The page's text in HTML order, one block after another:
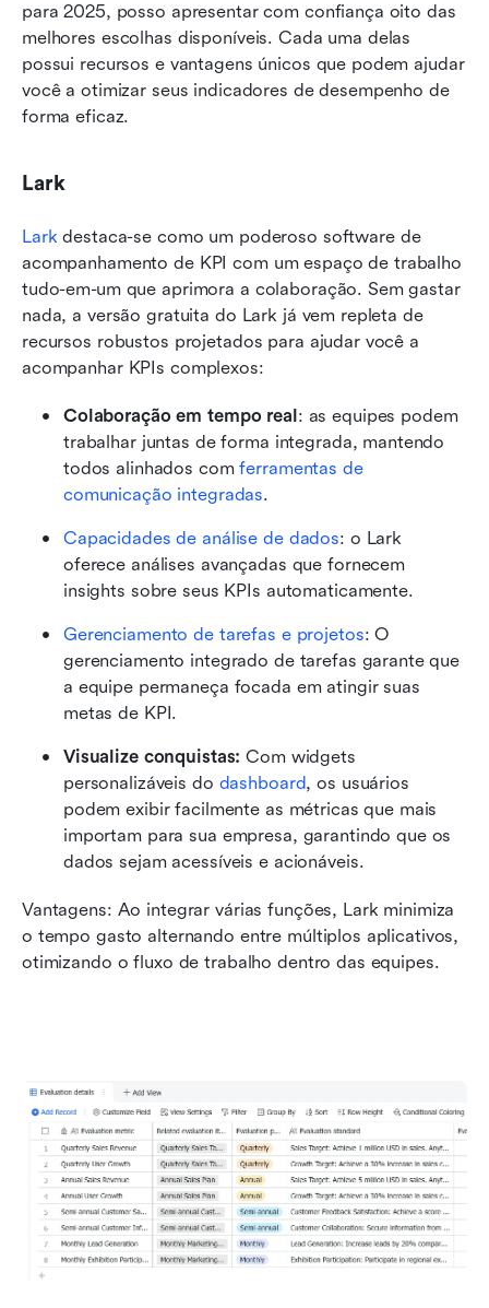
para 2025, posso apresentar com confiança oito das
melhores escolhas disponíveis. Cada uma delas
possui recursos e vantagens únicos que podem ajudar
você a otimizar seus indicadores de desempenho de
forma eficaz.
Lark
Lark destaca-se como um poderoso software de
acompanhamento de KPI com um espaço de trabalho
tudo-em-um que aprimora a colaboração. Sem gastar
nada, a versão gratuita do Lark já vem repleta de
recursos robustos projetados para ajudar você a
acompanhar KPIs complexos:
Colaboração em tempo real : as equipes podem
trabalhar juntas de forma integrada, mantendo
todos alinhados com ferramentas de
comunicação integradas.
Capacidades de análise de dados: o Lark
oferece análises avançadas que fornecem
insights sobre seus KPIs automaticamente.
Gerenciamento de tarefas e projetos: O
gerenciamento integrado de tarefas garante que
a equipe permaneça focada em atingir suas
metas de KPI.
Visualize conquistas: Com widgets
personalizáveis do dashboard, os usuários
podem exibir facilmente as métricas que mais
importam para sua empresa, garantindo que os
dados sejam acessíveis e acionáveis.
Vantagens: Ao integrar várias funções, Lark minimiza
o tempo gasto alternando entre múltiplos aplicativos,
otimizando o fluxo de trabalho dentro das equipes.